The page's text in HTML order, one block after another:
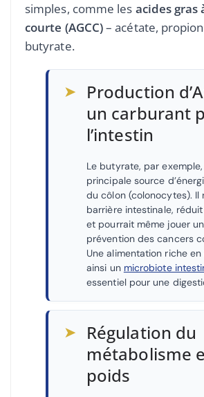
simples, comme les acides gras
courte (AGCC)– acétate,
butyrate.
➤ Production
un carburant
l’intestin
Le butyrate, par
principale source
du côlon (colonocytes). Il
barrière intestinale, réduit
et pourrait même jouer
prévention des cancers
Une alimentation riche
ainsi un microbiote
essentiel pour une
➤ Régulation du
métabolisme
poids